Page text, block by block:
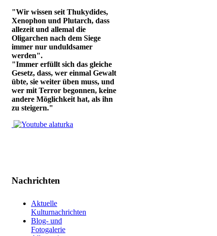
"Wir wissen seit Thukydides,
Xenophon und Plutarch, dass
allezeit und allemal die
Oligarchen nach dem Siege
immer nur unduldsamer
werden".
"Immer erfüllt sich das gleiche
Gesetz, dass, wer einmal Gewalt
übte, sie weiter üben muss, und
wer mit Terror begonnen, keine
andere Möglichkeit hat, als ihn
zu steigern."
Nachrichten
Aktuelle
Kulturnachrichten
Blog- und
Fotogalerie